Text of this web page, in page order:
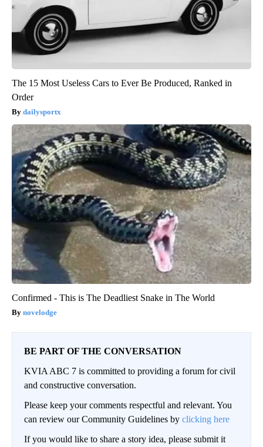
The 15 Most Useless Cars to Ever Be Produced, Ranked in
Order
dailysportx
Confirmed - This is The Deadliest Snake in The World
novelodge
BE PART OF THE CONVERSATION
KVIA ABC 7 is committed to providing a forum for civil
and constructive conversation.
Please keep your comments respectful and relevant. You
can review our Community Guidelines by clicking here
If you would like to share a story idea, please submit it